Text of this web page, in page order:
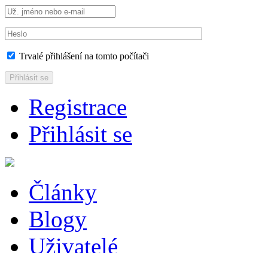
Trvalé přihlášení na tomto počítači
Přihlásit se
Registrace
Přihlásit se
Články
Blogy
Uživatelé